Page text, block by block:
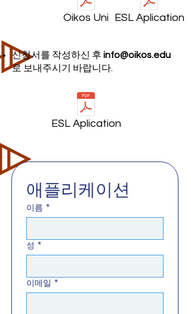
Oikos Uni ESL Aplication
신청서를 작성하신 후 info@oikos.edu
로 보내주시기 바랍니다.
ESL Aplication
애플리케이션
이름 *
성 *
이메일 *